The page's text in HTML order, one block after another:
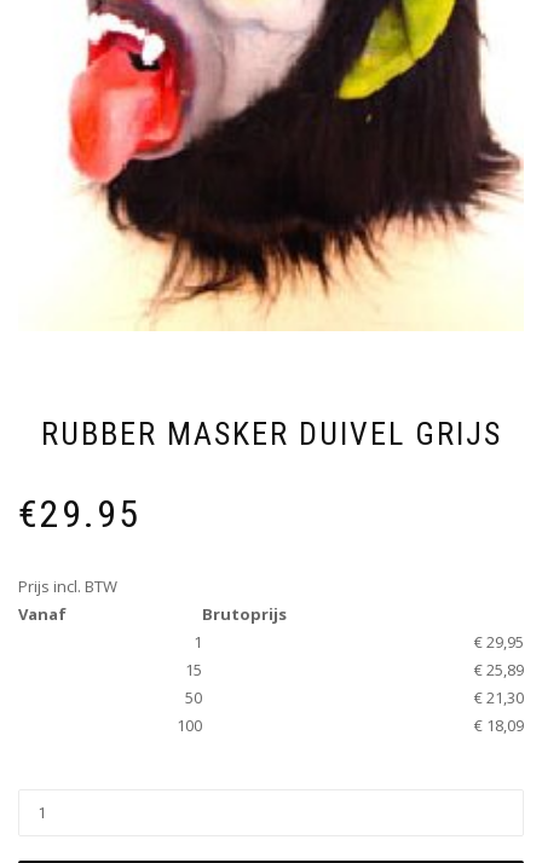
RUBBER MASKER DUIVEL GRIJS
€29.95
Prijs incl. BTW
Vanaf
Brutoprijs
1
€ 29,95
15
€ 25,89
50
€ 21,30
100
€ 18,09